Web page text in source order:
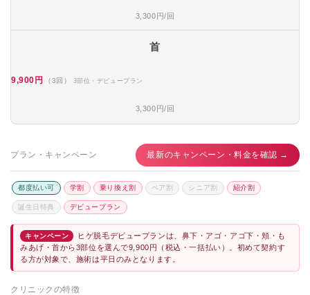
3,300円/回
首
9,900円 （3回） 3部位・デビュープラン
3,300円/回
プラン・キャンペーン 最新のキャンペーン・料金を確認 →
都度払い可 学割 乗り換え割 ペア割 シニア割 紹介割
誕生日特典 デビュープラン
キャンペーン
ヒゲ脱毛デビュープランは、鼻下・アゴ・アゴ下・頬・も
みあげ・首から3部位を選んで9,900円（税込・一括払い）。初めて契約す
る方が対象で、施術は平日のみとなります。
クリニックの特徴